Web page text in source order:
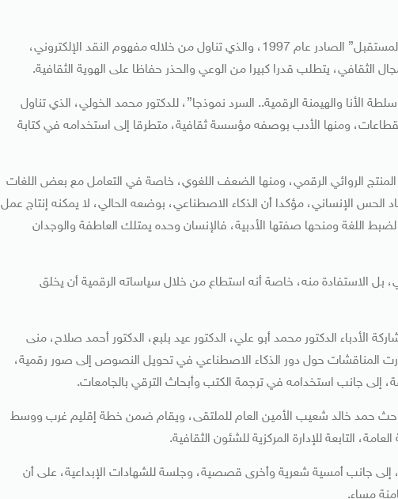
واختتم حديثه بالإشارة إلى كتابه “أدباء الإنترنت.. أدباء المستقبل” الصادر عام 1997، والذي تناول من خلاله مفهوم النقد الإلكتروني،
الثقافي، يتطلب قدرا كبيرا من الوعي والحذر حفاظا على الهوية الثقافية.
الأنا والهيمنة الرقمية.. السرد نموذجا”، للدكتور محمد الخولي، الذي تناول
ومنها الأدب بوصفه مؤسسة ثقافية، متطرقا إلى استخدامه في كتابة
الروائي الرقمي، ومنها الضعف اللغوي، خاصة في التعامل مع بعض اللغات
الحس الإنساني، مؤكدا أن الذكاء الاصطناعي، بوضعه الحالي، لا يمكنه إنتاج عمل
اللغة ومنحها صفتها الأدبية، فالإنسان وحده يمتلك العاطفة والوجدان
بل الاستفادة منه، خاصة أنه استطاع من خلال سياساته الرقمية أن يخلق
الأدباء الدكتور محمد أبو علي، الدكتور عيد بلبع، الدكتور أحمد صلاح، منى
حول دور الذكاء الاصطناعي في تحويل النصوص إلى صور رقمية،
إلى جانب استخدامه في ترجمة الكتب وأبحاث الترقي بالجامعات.
حمد خالد شعيب الأمين العام للملتقى، ويقام ضمن خطة إقليم غرب ووسط
التابعة للإدارة المركزية للشئون الثقافية.
إلى جانب أمسية شعرية وأخرى قصصية، وجلسة للشهادات الإبداعية، على أن
مساء.